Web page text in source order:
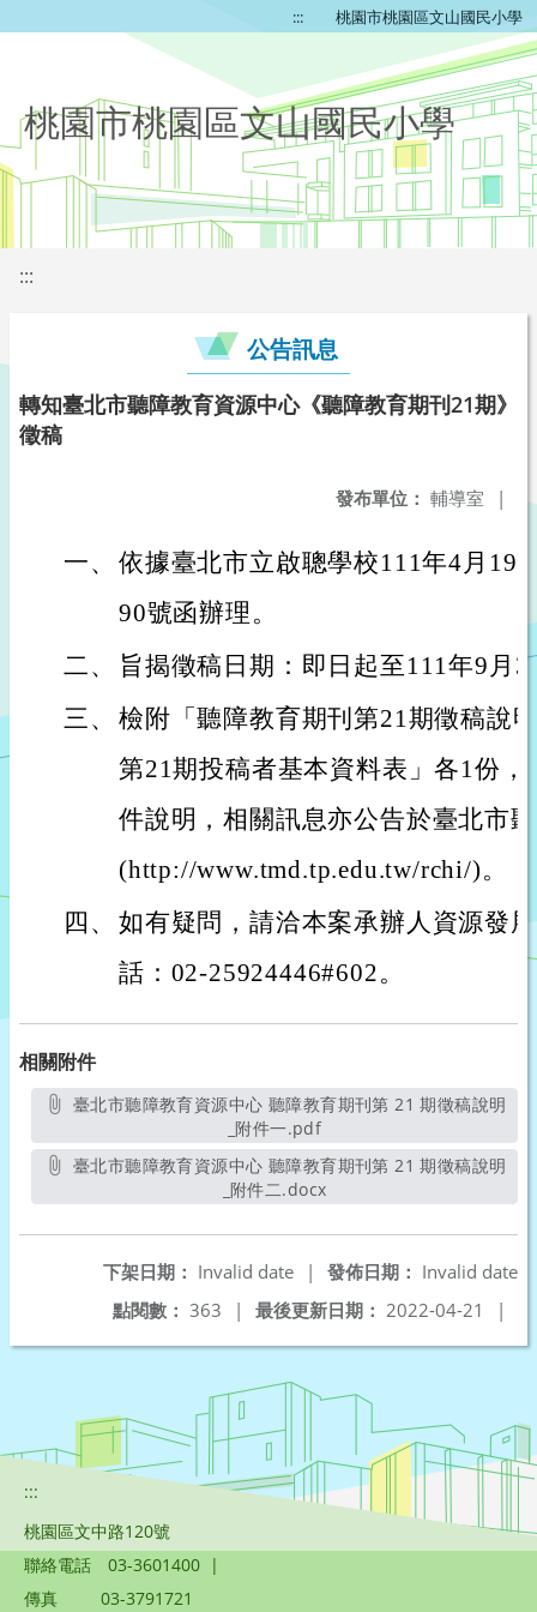
::: 桃園市桃園區文山國民小學
桃園市桃園區文山國民小學
:::
公告訊息
轉知臺北市聽障教育資源中心《聽障教育期刊21期》
徵稿
發布單位： 輔導室 |
一、 依據臺北市立啟聰學校111年4月19
90號函辦理。
二、
旨揭徵稿日期：即日起至111年9月
三、 檢附「聽障教育期刊第21期徵稿說
第21期投稿者基本資料表」各1份
件說明，相關訊息亦公告於臺北市
(http://www.tmd.tp.edu.tw/rchi/)。
四、 如有疑問，請洽本案承辦人資源發
話：02-25924446#602。
相關附件
_附件一.pdf另開新視窗
_附件二.docx
發佈日期： Invalid date
下架日期： Invalid date
|
最後更新日期： 2022-04-21 |
點閱數： 363 |
:::
桃園區文中路120號
聯絡電話
03-3601400 |
傳真
03-3791721